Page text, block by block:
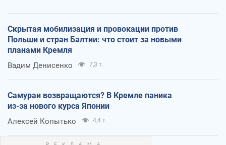
Скрытая мобилизация и провокации против
Польши и стран Балтии: что стоит за новыми
планами Кремля
Вадим Денисенко 7,3 т.
Самураи возвращаются? В Кремле паника
из-за нового курса Японии
Алексей Копытько 4,4 т.